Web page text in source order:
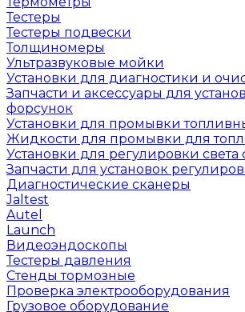
Тестеры
Тестеры подвески
Толщиномеры
Ультразвуковые мойки
Установки для диагностики и
Запчасти и аксессуары для
форсунок
Установки для промывки
Жидкости для промывки для
Установки для регулировки света
Запчасти для установок
Диагностические сканеры
Jaltest
Autel
Launch
Видеоэндоскопы
Тестеры давления
Стенды тормозные
Проверка электрооборудования
Грузовое оборудование